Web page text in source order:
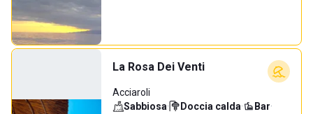
La Rosa Dei Venti
Acciaroli
Sabbiosa· Doccia calda· Bar·